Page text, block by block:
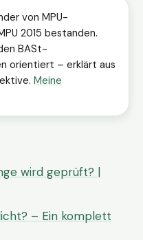
von MPU-
2015 bestanden.
BASt-
orientiert – erklärt aus
Meine
wird geprüft? |
– Ein komplett